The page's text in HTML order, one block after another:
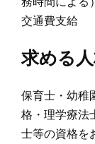
交通費支給
求める
保育士・幼稚
格・理学療法
士等の資格を